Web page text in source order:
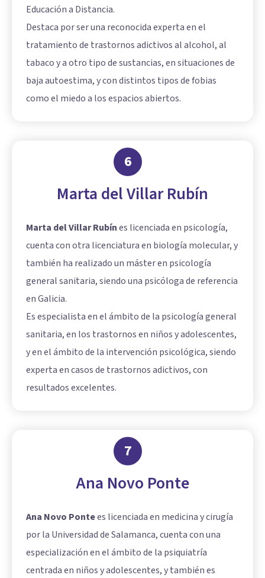
Educación a Distancia.
Destaca por ser una reconocida experta en el
tratamiento de trastornos adictivos al alcohol, al
tabaco y a otro tipo de sustancias, en situaciones de
baja autoestima, y con distintos tipos de fobias
como el miedo a los espacios abiertos.
6
Marta del Villar Rubín
Marta del Villar Rubínes licenciada en psicología,
cuenta con otra licenciatura en biología molecular, y
también ha realizado un máster en psicología
general sanitaria, siendo una psicóloga de referencia
en Galicia.
Es especialista en el ámbito de la psicología general
sanitaria, en los trastornos en niños y adolescentes,
y en el ámbito de la intervención psicológica, siendo
experta en casos de trastornos adictivos, con
resultados excelentes.
7
Ana Novo Ponte
Ana Novo Pontees licenciada en medicina y cirugía
por la Universidad de Salamanca, cuenta con una
especialización en el ámbito de la psiquiatría
centrada en niños y adolescentes, y también es